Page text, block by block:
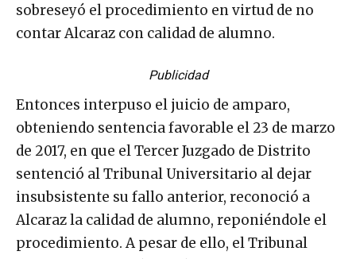
sobreseyó el procedimiento en virtud de no
contar Alcaraz con calidad de alumno.
Publicidad
Entonces interpuso el juicio de amparo,
obteniendo sentencia favorable el 23 de marzo
de 2017, en que el Tercer Juzgado de Distrito
sentenció al Tribunal Universitario al dejar
insubsistente su fallo anterior, reconoció a
Alcaraz la calidad de alumno, reponiéndole el
procedimiento. A pesar de ello, el Tribunal